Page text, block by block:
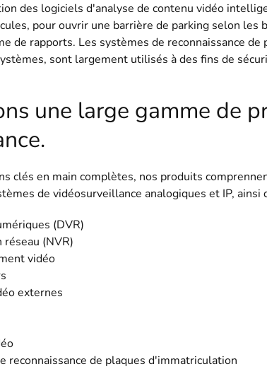
des logiciels d'analyse de contenu vidéo
pour ouvrir une barrière de parking selon
de rapports. Les systèmes de reconnaissance
sont largement utilisés à des fins de
une large gamme de
clés en main complètes, nos produits
de vidéosurveillance analogiques et IP, ainsi
(DVR)
(NVR)
vidéo
externes
reconnaissance de plaques d'immatriculation